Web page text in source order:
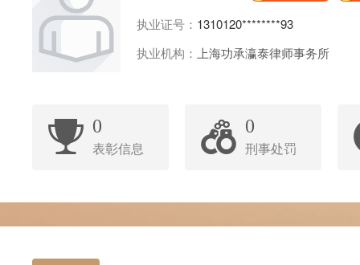
执业证号： 1310120********93
执业机构： 上海功承瀛泰律师事务所
0
表彰信息
0
刑事处罚